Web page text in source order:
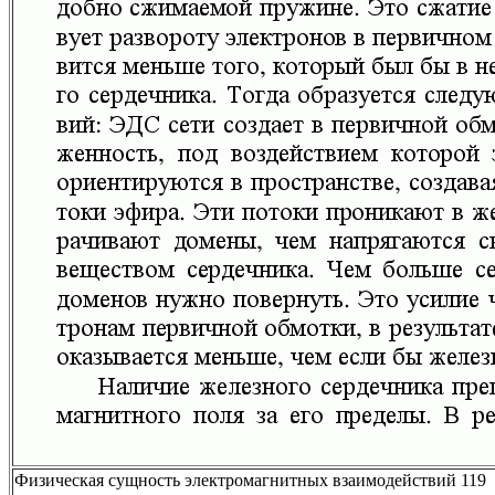
Физическая сущность электромагнитных взаимодействий 119